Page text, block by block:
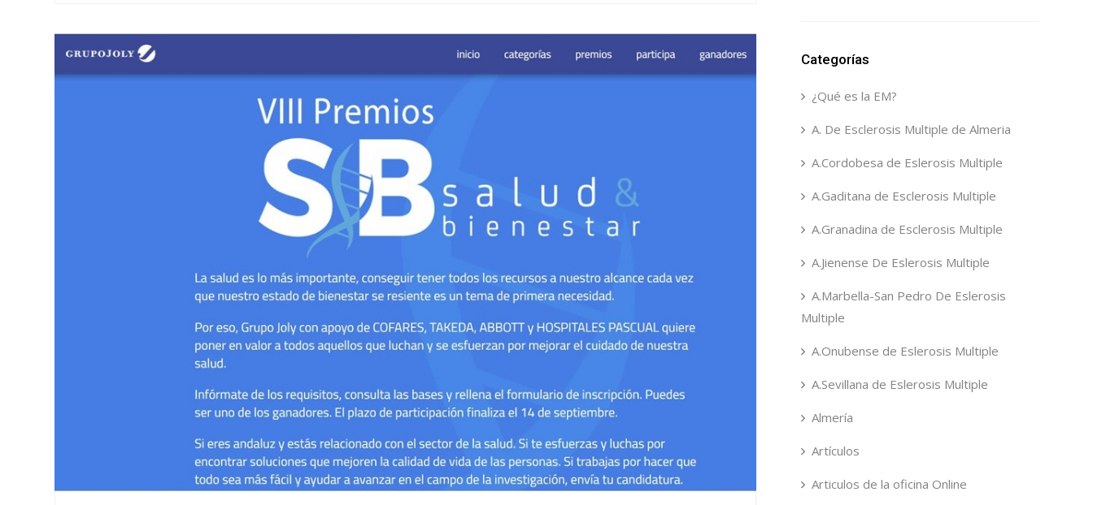
Categorías
¿Qué es la EM?
A. De Esclerosis Multiple de Almeria
A.Cordobesa de Eslerosis Multiple
A.Gaditana de Esclerosis Multiple
A.Granadina de Esclerosis Multiple
A.Jienense De Eslerosis Multiple
A.Marbella-San Pedro De Eslerosis
Multiple
A.Onubense de Eslerosis Multiple
A.Sevillana de Eslerosis Multiple
Almería
Artículos
Articulos de la oficina Online